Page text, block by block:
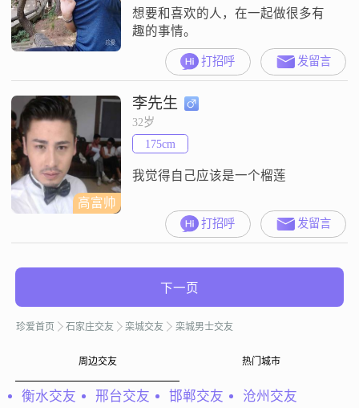
想要和喜欢的人，在一起做很多有
趣的事情。
打招呼 发留言
高富帅
李先生
32岁
175cm
我觉得自己应该是一个榴莲
打招呼 发留言
下一页
珍爱首页 石家庄交友 栾城交友 栾城男士交友
周边交友 热门城市
衡水交友 邢台交友 邯郸交友 沧州交友